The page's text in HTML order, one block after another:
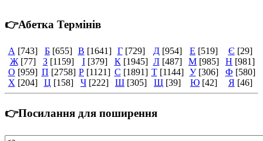
👉Абетка Термінів
А [743] Б [655] В [1641] Г [729] Д [954] Е [519] Є [29]
Ж [77] З [1159] І [379] К [1945] Л [487] М [985] Н [981]
О [959] П [2758] Р [1121] С [1891] Т [1144] У [306] Ф [580]
Х [204] Ц [158] Ч [222] Ш [305] Щ [39] Ю [42] Я [46]
👉Посилання для поширення